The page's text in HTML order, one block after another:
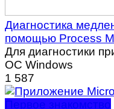
Диагностика
помощью Process
Для диагностики
ОС Windows
1 587
Первое знакомство